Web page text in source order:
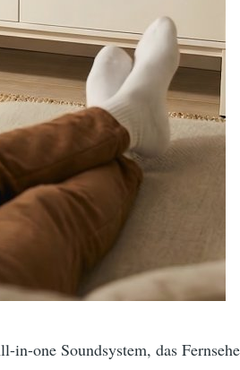
one Soundsystem, das